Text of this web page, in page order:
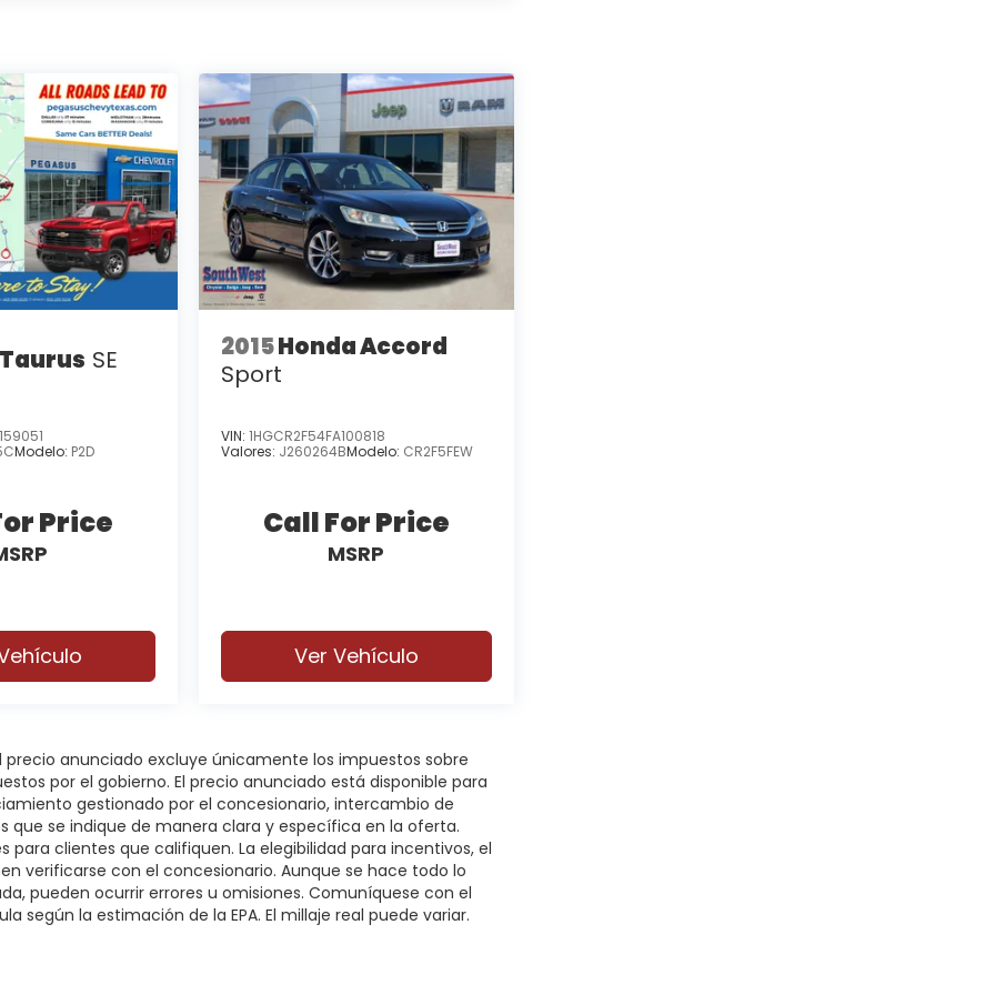
SE
Modelo: P2D
Price
2015Honda Accord
Sport
VIN: 1HGCR2F54FA100818
Valores: J260264BModelo: CR2F5FEW
Call For Price
MSRP
Ver Vehículo
anunciado excluye únicamente los impuestos sobre
por el gobierno. El precio anunciado está disponible para
gestionado por el concesionario, intercambio de
se indique de manera clara y específica en la oferta.
clientes que califiquen. La elegibilidad para incentivos, el
verificarse con el concesionario. Aunque se hace todo lo
pueden ocurrir errores u omisiones. Comuníquese con el
según la estimación de la EPA. El millaje real puede variar.